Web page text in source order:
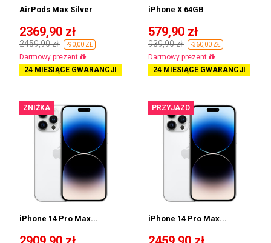
AirPods Max Silver
2369,90 zł
2459,90 zł -90,00 ZŁ
Prawie wyprzedane
24 MIESIĄCE GWARANCJI
iPhone X 64GB
579,90 zł
939,90 zł -360,00 ZŁ
Darmowa dostawa
24 MIESIĄCE GWARANCJI
ZNIŻKA
iPhone 14 Pro Max...
PRZYJAZD
iPhone 14 Pro Max...